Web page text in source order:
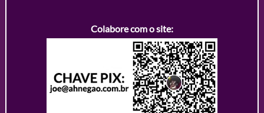
Colabore com o site: